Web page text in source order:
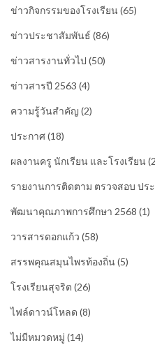
ข่าวกิจกรรมของโรงเรียน (65)
ข่าวประชาสัมพันธ์ (86)
ข่าวสารงานทั่วไป (50)
ข่าวสารปี 2563 (4)
ความรู้วันสำคัญ (2)
ประกาศ(18)
ผลงานครู นักเรียน และโรงเรียน
รายงานการติดตาม ตรวจสอบ ปร
พัฒนาคุณภาพการศึกษา 2568 (1)
วารสารดอกแก้ว (58)
สรรพคุณสมุนไพรท้องถิ่น (5)
โรงเรียนสุจริต (26)
ไฟล์ดาวน์โหลด (8)
ไม่มีหมวดหมู่ (14)